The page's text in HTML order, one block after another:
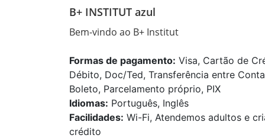
B+ INSTITUT azul
Bem-vindo ao B+ Institut
Formas de pagamento: Visa, Cartão de
Débito, Doc/Ted, Transferência entre
Boleto, Parcelamento próprio, PIX
Idiomas: Português, Inglês
Facilidades: Wi-Fi, Atendemos adultos e
crédito